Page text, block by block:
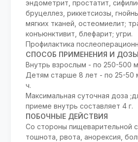
эндометрит, простатит,
бруцеллез, риккетсиозы,
мягких тканей, остеомиелит;
конъюнктивит, блефарит; угри.
Профилактика
СПОСОБ ПРИМЕНЕНИЯ И ДОЗЫ
Внутрь взрослым - по 250-500
Детям старше 8 лет - по 25-50
ч.
Максимальная суточная доза
приеме внутрь составляет 4 г.
ПОБОЧНЫЕ ДЕЙСТВИЯ
Со стороны пищеварительной
тошнота, рвота, анорексия,